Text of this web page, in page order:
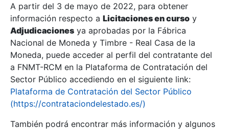
Mostra/Amaga
Mostra/Amaga
A partir del 3 de mayo de 2022, para obtener
información respecto a Licitaciones en curso y
Adjudicaciones ya aprobadas por la Fábrica
Nacional de Moneda y Timbre - Real Casa de la
Moneda, puede acceder al perfil del contratante del
a FNMT-RCM en la Plataforma de Contratación del
Sector Público accediendo en el siguiente link:
Plataforma de Contratación del Sector Público
(https://contrataciondelestado.es/)
También podrá encontrar más información y algunos